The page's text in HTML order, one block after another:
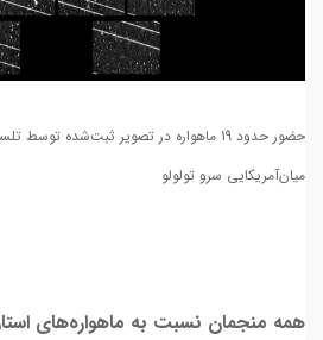
حضور حدود 19 ماهواره در تصویر ثبت‌شده
میان‌آمریکایی سرو تولولو
همه منجمان نسبت به ماهواره‌های